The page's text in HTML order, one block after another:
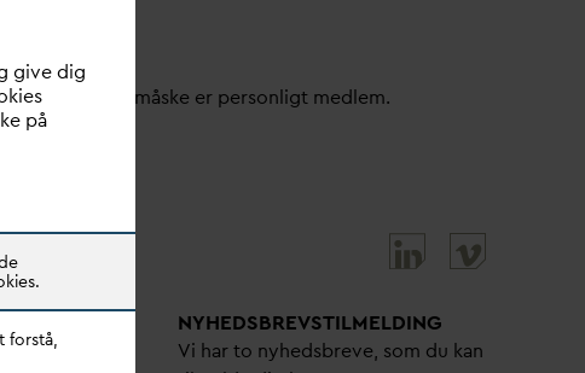
VA eller om du måske er personligt medlem.
darbejdere
NYHEDSBREVS­TILMELDING
Vi har to nyhedsbreve, som du kan
give dig
på
forstå,